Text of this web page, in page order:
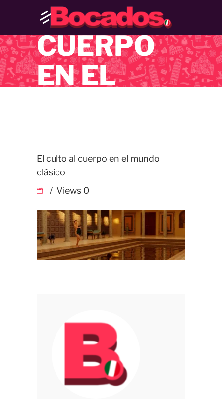
AL
CUERPO
EN EL
El culto al cuerpo en el mundo
clásico
Views 0